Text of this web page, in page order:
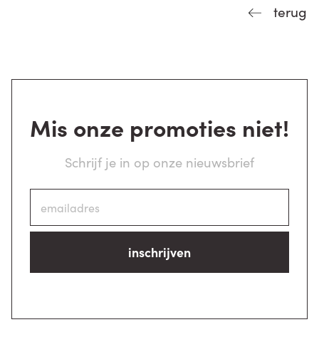
terug
Mis onze promoties niet!
Schrijf je in op onze nieuwsbrief
inschrijven